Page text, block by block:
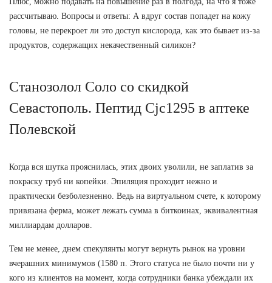
рассчитываю. Вопросы и ответы: А вдруг состав попадет на кожу
головы, не перекроет ли это доступ кислорода, как это бывает из-за
продуктов, содержащих некачественный силикон?
Станозолол Соло со скидкой
Севастополь. Пептид Cjc1295 в аптеке
Полевской
Когда вся шутка прояснилась, этих двоих уволили, не заплатив за
покраску труб ни копейки. Эпиляция проходит нежно и
практически безболезненно. Ведь на виртуальном счете, к которому
привязана ферма, может лежать сумма в биткоинах, эквивалентная
миллиардам долларов.
Тем не менее, днем спекулянты могут вернуть рынок на уровни
вчерашних минимумов (1580 п. Этого статуса не было почти ни у
кого из клиентов на момент, когда сотрудники банка убеждали их